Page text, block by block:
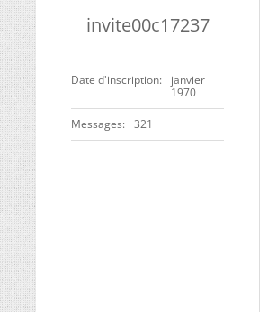
invite00c17237
Date d'inscription
janvier
1970
Messages 321